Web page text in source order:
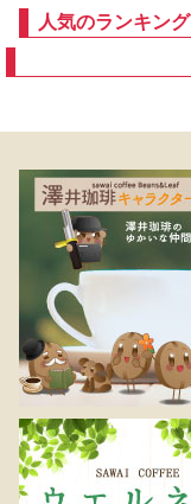
人気のランキング